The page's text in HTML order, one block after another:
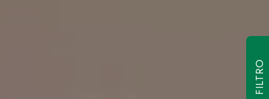
FILTRO